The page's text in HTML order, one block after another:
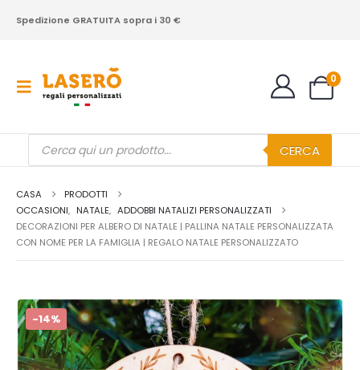
Spedizione GRATUITA sopra i 30 €
0
Products
search CERCA
CASA
PRODOTTI
OCCASIONI, NATALE, ADDOBBI NATALIZI PERSONALIZZATI
DECORAZIONI PER ALBERO DI NATALE | PALLINA NATALE PERSONALIZZATA
CON NOME PER LA FAMIGLIA | REGALO NATALE PERSONALIZZATO
-14%